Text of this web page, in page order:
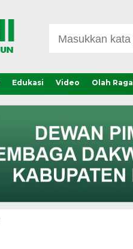
Edukasi Video Olah Raga